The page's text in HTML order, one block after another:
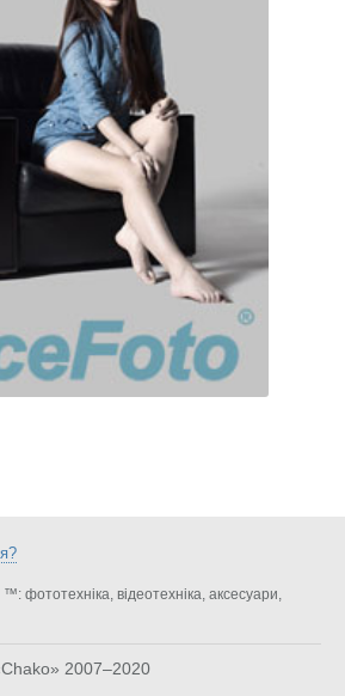
фототехніка, відеотехніка, аксесуари,
2007–2020